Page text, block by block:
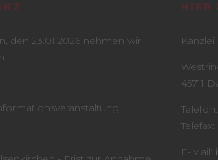
den 23.01.2026 nehmen wir
HIER
45711
E-Mail: